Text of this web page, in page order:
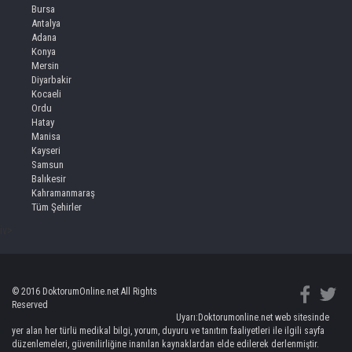
Bursa
Antalya
Adana
Konya
Mersin
Diyarbakir
Kocaeli
Ordu
Hatay
Manisa
Kayseri
Samsun
Balıkesir
Kahramanmaraş
Tüm Şehirler
© 2016 DoktorumOnline.net All Rights
Reserved
Uyarı:Doktorumonline.net web sitesinde
yer alan her türlü medikal bilgi, yorum, duyuru ve tanıtım faaliyetleri ile ilgili sayfa
düzenlemeleri, güvenilirliğine inanılan kaynaklardan elde edilerek derlenmiştir.